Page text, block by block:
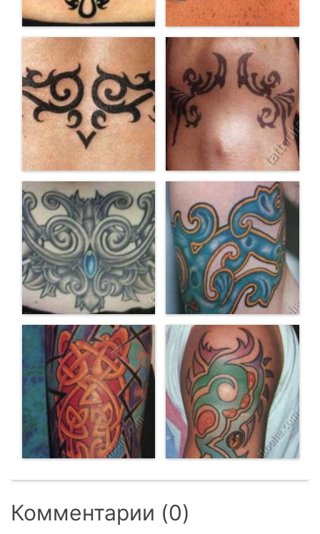
Комментарии (0)